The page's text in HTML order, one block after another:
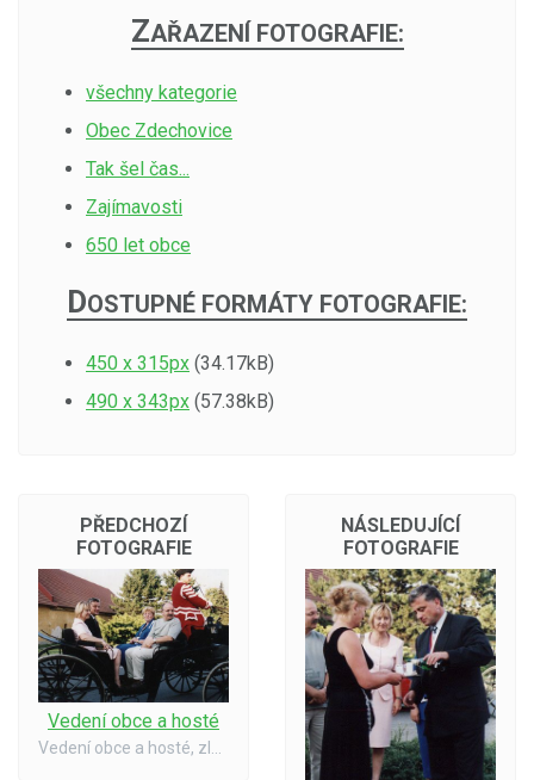
ZAŘAZENÍ FOTOGRAFIE:
všechny kategorie
Obec Zdechovice
Tak šel čas...
Zajímavosti
650 let obce
DOSTUPNÉ FORMÁTY FOTOGRAFIE:
450 x 315px (34.17kB)
490 x 343px (57.38kB)
PŘEDCHOZÍ
FOTOGRAFIE
Vedení obce a hosté
NÁSLEDUJÍCÍ
FOTOGRAFIE